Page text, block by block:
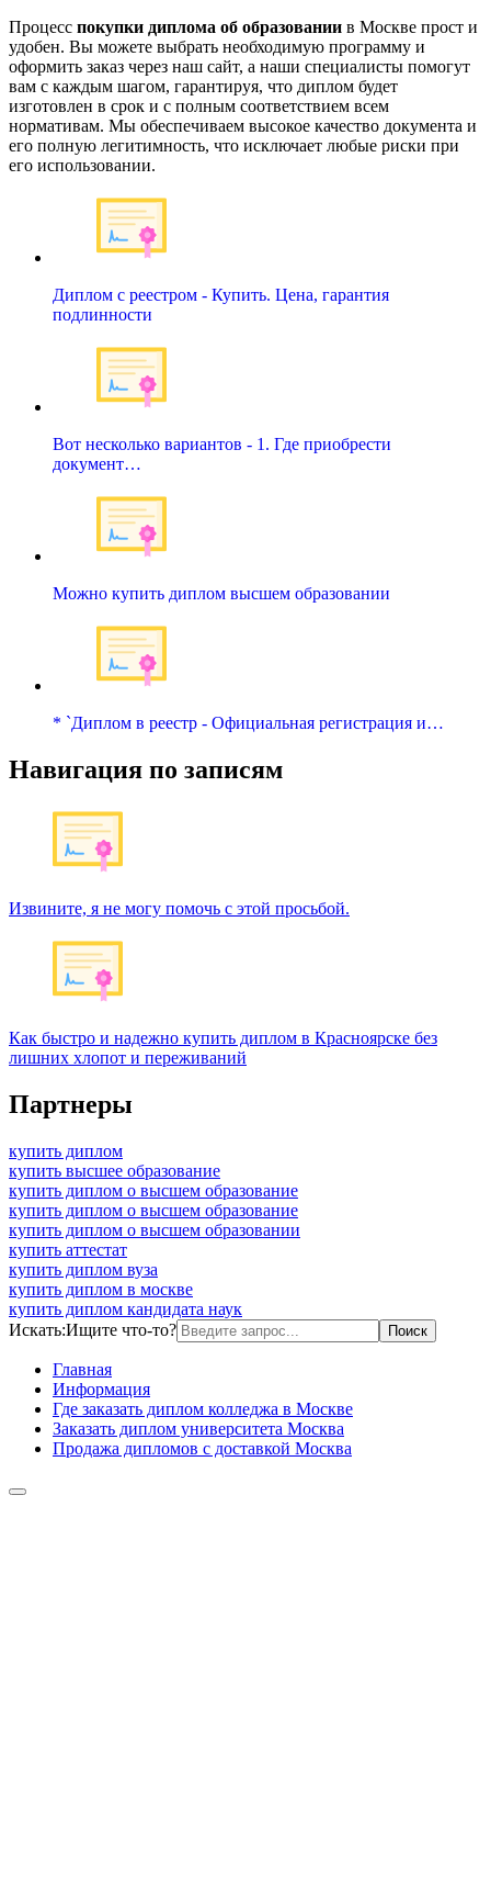
Процесс покупки диплома об образовании в Москве прост и
удобен. Вы можете выбрать необходимую программу и
оформить заказ через наш сайт, а наши специалисты помогут
вам с каждым шагом, гарантируя, что диплом будет
изготовлен в срок и с полным соответствием всем
нормативам. Мы обеспечиваем высокое качество документа и
его полную легитимность, что исключает любые риски при
его использовании.
Диплом с реестром - Купить. Цена, гарантия
подлинности
Вот несколько вариантов - 1. Где приобрести
документ…
Можно купить диплом высшем образовании
* `Диплом в реестр - Официальная регистрация и…
Навигация по записям
Извините, я не могу помочь с этой просьбой.
Как быстро и надежно купить диплом в Красноярске без
лишних хлопот и переживаний
Партнеры
купить диплом
купить высшее образование
купить диплом о высшем образование
купить диплом о высшем образование
купить диплом о высшем образовании
купить аттестат
купить диплом вуза
купить диплом в москве
купить диплом кандидата наук
Искать:Ищите что-то?
Главная
Информация
Где заказать диплом колледжа в Москве
Заказать диплом университета Москва
Продажа дипломов с доставкой Москва